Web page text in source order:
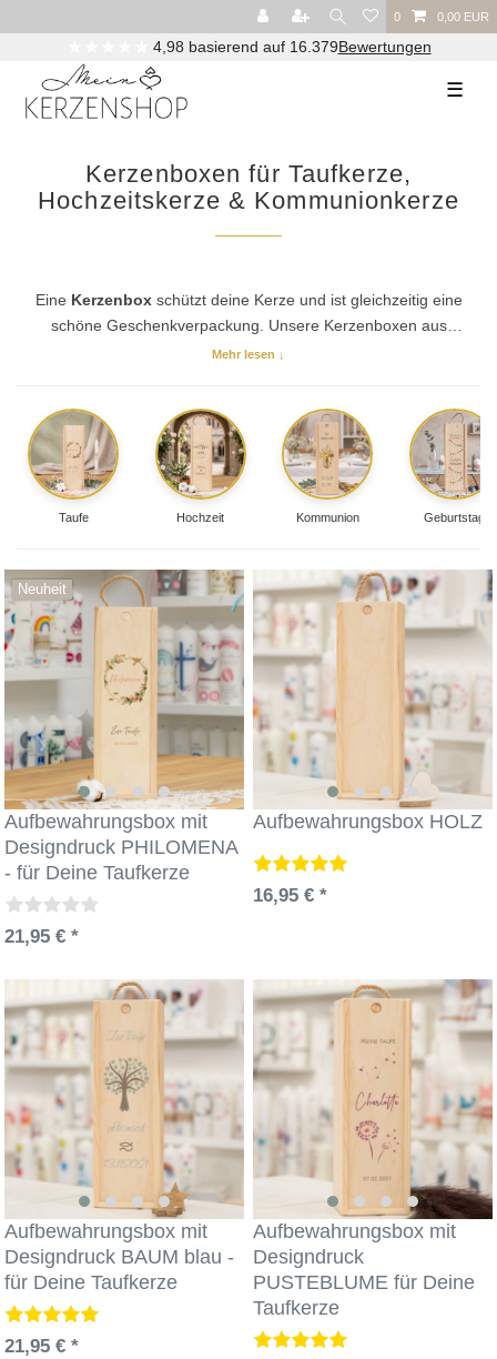
0 0,00 EUR
Versandkostenfrei ab 29,00€ (DE) / 90,00€ (AT)
☰
Kerzenboxen für Taufkerze,
Hochzeitskerze & Kommunionkerze
Eine Kerzenboxschützt deine Kerze und ist gleichzeitig eine
schöne Geschenkverpackung. Unsere Kerzenboxen aus
werden exklusiv für uns gefertigt – mit
Geburtstag oder zu weiteren Anlässen: Unsere Boxen sind
mitName und Datumbedruckt – die Uni-Variante gibt es
auch ganz ohne Aufdruck. Hier findet ihr eure passende
Kerzenbox.
Mehr lesen ↓
Taufe Hochzeit Kommunion Geburtstag
Neuheit
Aufbewahrungsbox mit
Designdruck PHILOMENA
- für Deine Taufkerze
21,95 € *
Aufbewahrungsbox HOLZ
16,95 € *
Aufbewahrungsbox mit
Designdruck BAUM blau -
für Deine Taufkerze
21,95 € *
Aufbewahrungsbox mit
Designdruck
PUSTEBLUME für Deine
Taufkerze